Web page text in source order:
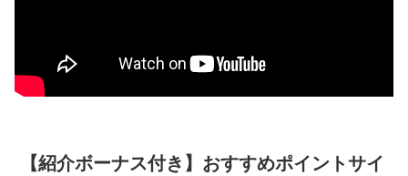
【紹介ボーナス付き】おすすめポイントサイ